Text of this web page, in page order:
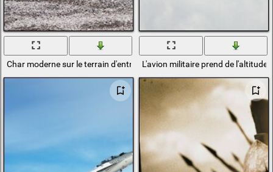
Char moderne sur le terrain d'entraînement militaireL'avion militaire prend de l'altitude